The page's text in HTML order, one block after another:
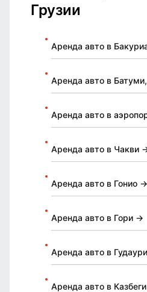
Грузии
Аренда авто в
Аренда авто в
Аренда авто в
Аренда авто в Чакви
Аренда авто в Гонио →
Аренда авто в Гори →
Аренда авто в
Аренда авто в